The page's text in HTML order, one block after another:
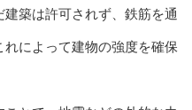
築は許可されず、鉄筋を通
によって建物の強度を確保